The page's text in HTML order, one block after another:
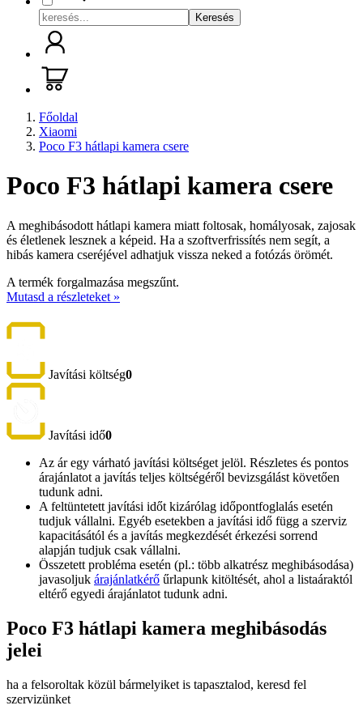
Keresés
Főoldal
Xiaomi
Poco F3 hátlapi kamera csere
Poco F3 hátlapi kamera csere
A meghibásodott hátlapi kamera miatt foltosak, homályosak, zajosak
és életlenek lesznek a képeid. Ha a szoftverfrissítés nem segít, a
hibás kamera cseréjével adhatjuk vissza neked a fotózás örömét.
A termék forgalmazása megszűnt.
Mutasd a részleteket »
Javítási költség0
Javítási idő0
Az ár egy várható javítási költséget jelöl. Részletes és pontos
árajánlatot a javítás teljes költségéről bevizsgálást követően
tudunk adni.
A feltüntetett javítási időt kizárólag időpontfoglalás esetén
tudjuk vállalni. Egyéb esetekben a javítási idő függ a szerviz
kapacitásától és a javítás megkezdését érkezési sorrend
alapján tudjuk csak vállalni.
Összetett probléma esetén (pl.: több alkatrész meghibásodása)
javasoljuk árajánlatkérő űrlapunk kitöltését, ahol a listaáraktól
eltérő egyedi árajánlatot tudunk adni.
Poco F3 hátlapi kamera meghibásodás
jelei
ha a felsoroltak közül bármelyiket is tapasztalod, keresd fel
szervizünket